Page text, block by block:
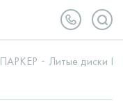
ПАРКЕР Литые диски